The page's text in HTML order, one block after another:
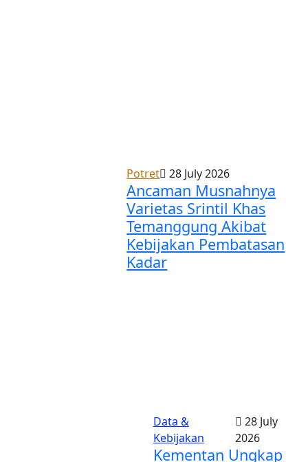
Potret 28 July 2026
Ancaman Musnahnya
Varietas Srintil Khas
Temanggung Akibat
Kebijakan Pembatasan
Kadar
Data &
Kebijakan
28 July
2026
Kementan Ungkap